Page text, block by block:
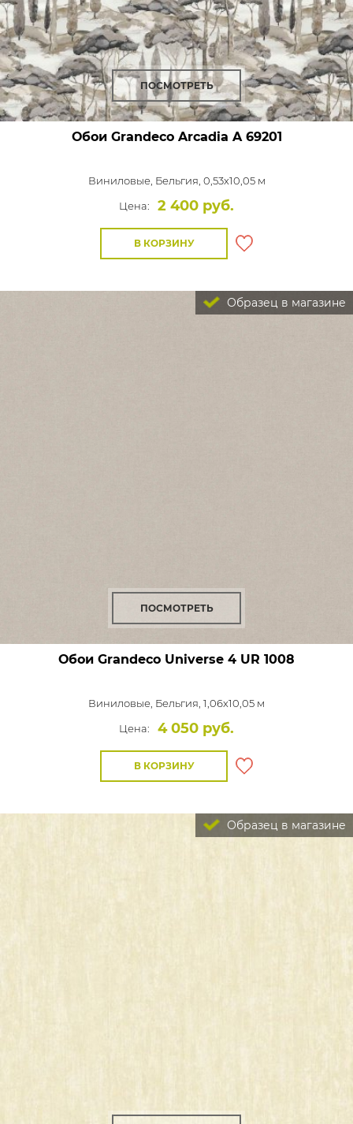
ПОСМОТРЕТЬ
Обои Grandeco Arcadia A 69201
Виниловые, Бельгия, 0,53x10,05 м
Цена:
2 400 руб.
В КОРЗИНУ
Образец в магазине
ПОСМОТРЕТЬ
Обои Grandeco Universe 4 UR 1008
Виниловые, Бельгия, 1,06x10,05 м
Цена:
4 050 руб.
В КОРЗИНУ
Образец в магазине